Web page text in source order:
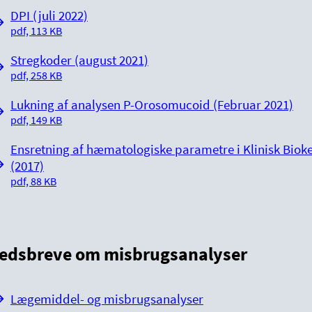
DPI (juli 2022)
pdf, 113 KB
Stregkoder (august 2021)
pdf, 258 KB
Lukning af analysen P-Orosomucoid (Februar 2021)
pdf, 149 KB
Ensretning af hæmatologiske parametre i Klinisk
(2017)
pdf, 88 KB
om misbrugsanalyser
Lægemiddel- og misbrugsanalyser